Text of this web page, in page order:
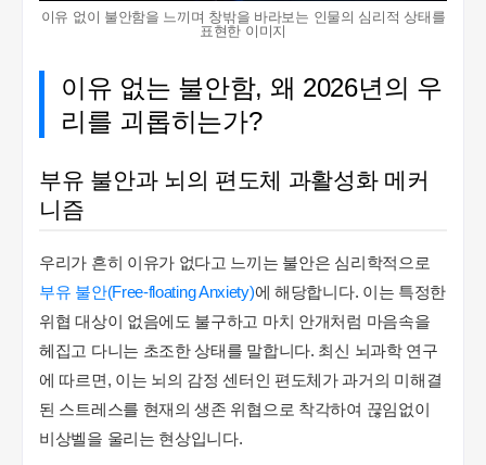
이유 없이 불안함을 느끼며 창밖을 바라보는 인물의 심리적 상태를
표현한 이미지
이유 없는 불안함, 왜 2026년의 우
리를 괴롭히는가?
부유 불안과 뇌의 편도체 과활성화 메커
니즘
우리가 흔히 이유가 없다고 느끼는 불안은 심리학적으로
부유 불안(Free-floating Anxiety)에 해당합니다. 이는 특정한
위협 대상이 없음에도 불구하고 마치 안개처럼 마음속을
헤집고 다니는 초조한 상태를 말합니다. 최신 뇌과학 연구
에 따르면, 이는 뇌의 감정 센터인 편도체가 과거의 미해결
된 스트레스를 현재의 생존 위협으로 착각하여 끊임없이
비상벨을 울리는 현상입니다.